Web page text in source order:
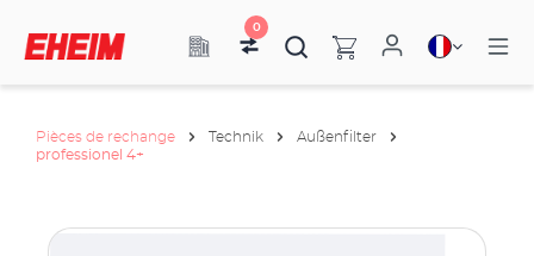
0
Pièces de rechange Technik
Außenfilter
professionel 4+